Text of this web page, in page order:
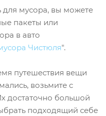
для мусора, вы можете
пакеты или
в авто
Чистюля".
путешествия вещи
возьмите с
достаточно большой
подходящий себе